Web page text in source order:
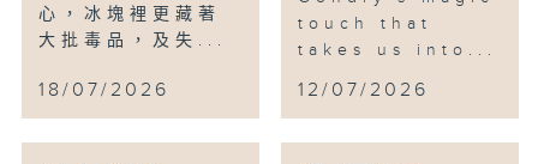
心，冰塊裡更藏著
大批毒品，及失...
18/07/2026
touch that
takes us into...
12/07/2026